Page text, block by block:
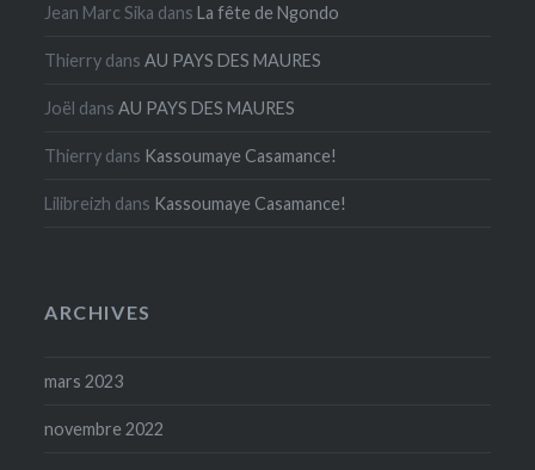
Jean Marc Sika dansLa fête de Ngondo
Thierry dansAU PAYS DES MAURES
Joël dansAU PAYS DES MAURES
Thierry dans Kassoumaye Casamance!
Lilibreizh dans Kassoumaye Casamance!
ARCHIVES
mars 2023
novembre 2022